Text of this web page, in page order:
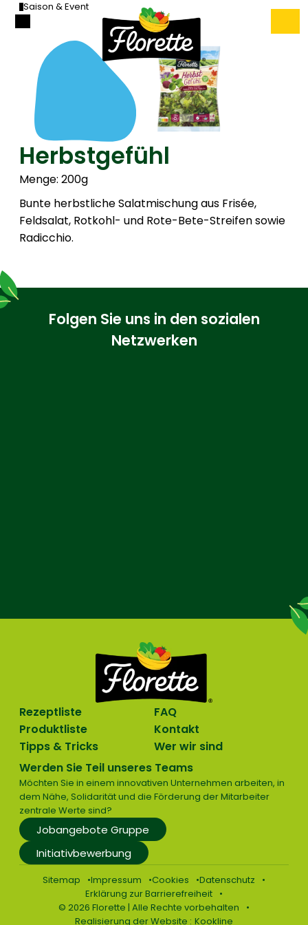
Saison & Event
Herbstgefühl
Menge: 200g
Bunte herbstliche Salatmischung aus Frisée,
Feldsalat, Rotkohl- und Rote-Bete-Streifen sowie
Radicchio.
Folgen Sie uns in den sozialen
Netzwerken
Rezeptliste
Produktliste
Tipps & Tricks
FAQ
Kontakt
Wer wir sind
Werden Sie Teil unseres Teams
Möchten Sie in einem innovativen Unternehmen arbeiten, in
dem Nähe, Solidarität und die Förderung der Mitarbeiter
zentrale Werte sind?
Jobangebote Gruppe
Initiativbewerbung
Sitemap Impressum Cookies
Datenschutz
Erklärung zur Barrierefreiheit
© 2026 Florette | Alle Rechte vorbehalten
Realisierung der Website : Kookline